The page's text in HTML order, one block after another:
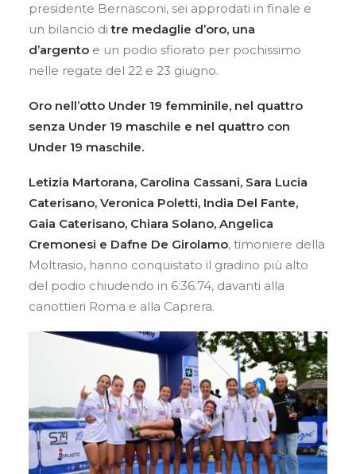
presidente Bernasconi, sei approdati in finale e
un bilancio ditre medaglie d’oro, una
d’argento e un podio sfiorato per pochissimo
nelle regate del 22 e 23 giugno.
Oro nell’otto Under 19 femminile, nel quattro
senza Under 19 maschile e nel quattro con
Under 19 maschile.
Letizia Martorana, Carolina Cassani, Sara Lucia
Caterisano, Veronica Poletti, India Del Fante,
Gaia Caterisano, Chiara Solano, Angelica
Cremonesi e Dafne De Girolamo, timoniere della
Moltrasio, hanno conquistato il gradino più alto
del podio chiudendo in 6:36.74, davanti alla
canottieri Roma e alla Caprera.